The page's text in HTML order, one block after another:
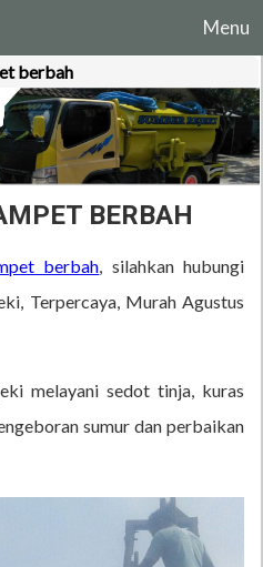
Menu
berbah
BERBAH
berbah, silahkan hubungi
Terpercaya, Murah Agustus
melayani sedot tinja, kuras
sumur dan perbaikan